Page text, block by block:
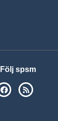
Följ spsm
SPSM på